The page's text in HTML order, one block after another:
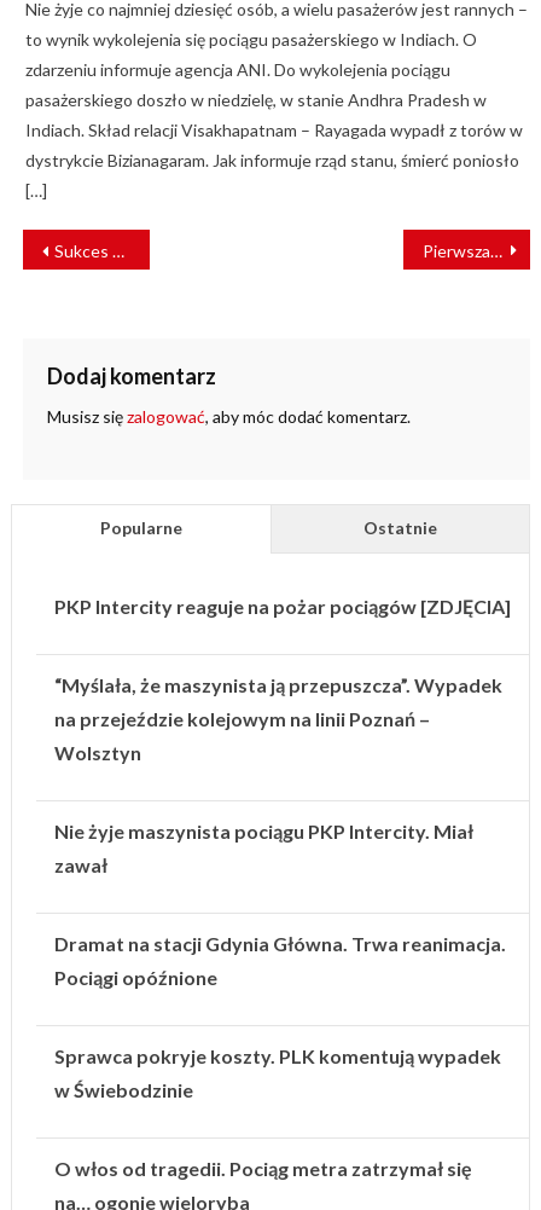
Nie żyje co najmniej dziesięć osób, a wielu pasażerów jest rannych –
to wynik wykolejenia się pociągu pasażerskiego w Indiach. O
zdarzeniu informuje agencja ANI. Do wykolejenia pociągu
pasażerskiego doszło w niedzielę, w stanie Andhra Pradesh w
Indiach. Skład relacji Visakhapatnam – Rayagada wypadł z torów w
dystrykcie Bizianagaram. Jak informuje rząd stanu, śmierć poniosło
[…]
NAWIGACJA
WPISU
Sukces ELESTER na Międzynarodowych Targach Kolejowych TRAKO 23 Pierwsza samorządowa linia kolejowa ma już 14 lat!
Dodaj komentarz
Musisz sięzalogować, aby móc dodać komentarz.
Popularne Ostatnie
PKP Intercity reaguje na pożar pociągów [ZDJĘCIA]
“Myślała, że maszynista ją przepuszcza”. Wypadek
na przejeździe kolejowym na linii Poznań –
Wolsztyn
Nie żyje maszynista pociągu PKP Intercity. Miał
zawał
Dramat na stacji Gdynia Główna. Trwa reanimacja.
Pociągi opóźnione
Sprawca pokryje koszty. PLK komentują wypadek
w Świebodzinie
O włos od tragedii. Pociąg metra zatrzymał się
na… ogonie wieloryba